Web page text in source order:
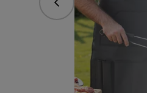
Predchádzajúce